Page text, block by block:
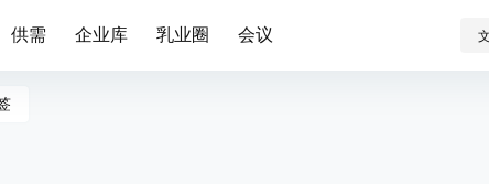
供需 企业库 乳业圈 会议